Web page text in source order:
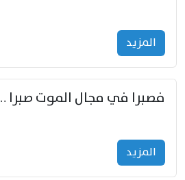
المزید
المزید